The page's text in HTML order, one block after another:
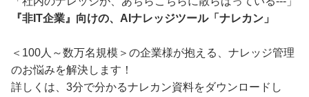
『非IT企業』向けの、AIナレッジツール「ナレカン」
＜100人～数万名規模＞の企業様が抱える、ナレッジ管理
のお悩みを解決します！
詳しくは、3分で分かるナレカン資料をダウンロードし